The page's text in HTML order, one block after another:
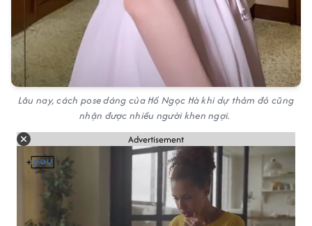
Lâu nay, cách pose dáng của Hồ Ngọc Hà khi dự thảm đỏ cũng
nhận được nhiều người khen ngợi.
Advertisement